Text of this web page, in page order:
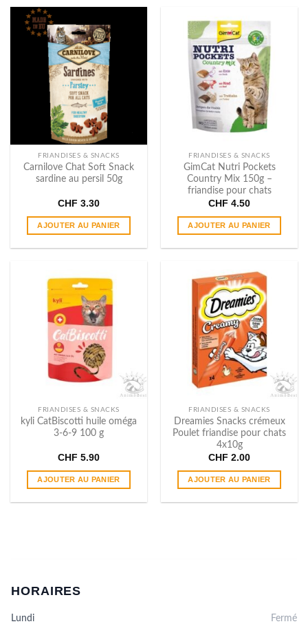
plusieurs
variations.
Les
options
peuvent
être
choisies
sur
page
du
produit
FRIANDISES & SNACKS
Carnilove Chat Soft Snack
sardine au persil 50g
CHF 3.30
AJOUTER AU PANIER
FRIANDISES & SNACKS
GimCat Nutri Pockets
Country Mix 150g –
friandise pour chats
CHF 4.50
AJOUTER AU PANIER
FRIANDISES & SNACKS
kyli CatBiscotti huile oméga
3-6-9 100 g
CHF 5.90
AJOUTER AU PANIER
FRIANDISES & SNACKS
Dreamies Snacks crémeux
Poulet friandise pour chats
4x10g
CHF 2.00
AJOUTER AU PANIER
HORAIRES
Lundi Fermé